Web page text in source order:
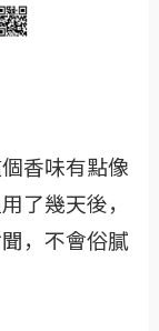
香味有點像
了幾天後，
，不會俗膩